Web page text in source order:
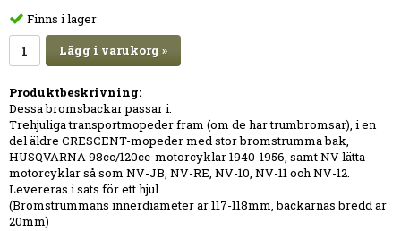
Finns i lager
Lägg i varukorg »
Produktbeskrivning:
Dessa bromsbackar passar i:
Trehjuliga transportmopeder fram (om de har trumbromsar), i en
del äldre CRESCENT-mopeder med stor bromstrumma bak,
HUSQVARNA 98cc/120cc-motorcyklar 1940-1956, samt NV lätta
motorcyklar så som NV-JB, NV-RE, NV-10, NV-11 och NV-12.
Levereras i sats för ett hjul.
(Bromstrummans innerdiameter är 117-118mm, backarnas bredd är
20mm)